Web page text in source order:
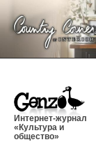
Интернет-журнал
«Культура и
общество»